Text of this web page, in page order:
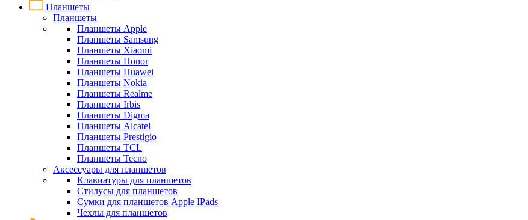
Планшеты
Планшеты
Планшеты Apple
Планшеты Samsung
Планшеты Xiaomi
Планшеты Honor
Планшеты Huawei
Планшеты Nokia
Планшеты Realme
Планшеты Irbis
Планшеты Digma
Планшеты Alcatel
Планшеты Prestigio
Планшеты TCL
Планшеты Tecno
Аксессуары для планшетов
Клавиатуры для планшетов
Стилусы для планшетов
Сумки для планшетов Apple IPads
Чехлы для планшетов